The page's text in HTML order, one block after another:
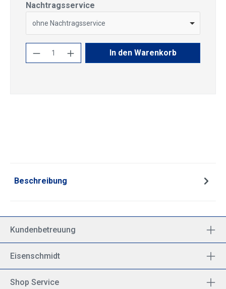
Nachtragsservice
ohne Nachtragsservice
Produkt Anzahl: Gib den gewünschten
In den Warenkorb
Beschreibung
Kundenbetreuung
Eisenschmidt
Shop Service